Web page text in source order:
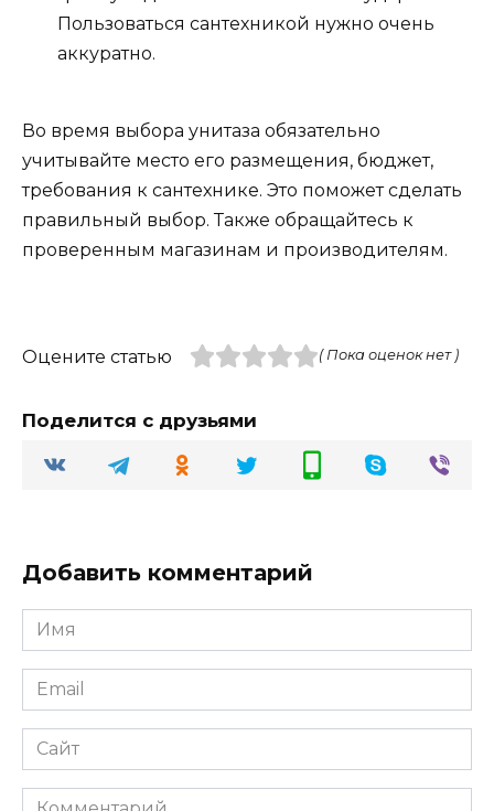
Пользоваться сантехникой нужно очень
аккуратно.
Во время выбора унитаза обязательно
учитывайте место его размещения, бюджет,
требования к сантехнике. Это поможет сделать
правильный выбор. Также обращайтесь к
проверенным магазинам и производителям.
Оцените статью ( Пока оценок нет )
Поделится с друзьями
Добавить комментарий
Имя
Email
Сайт
Комментарий